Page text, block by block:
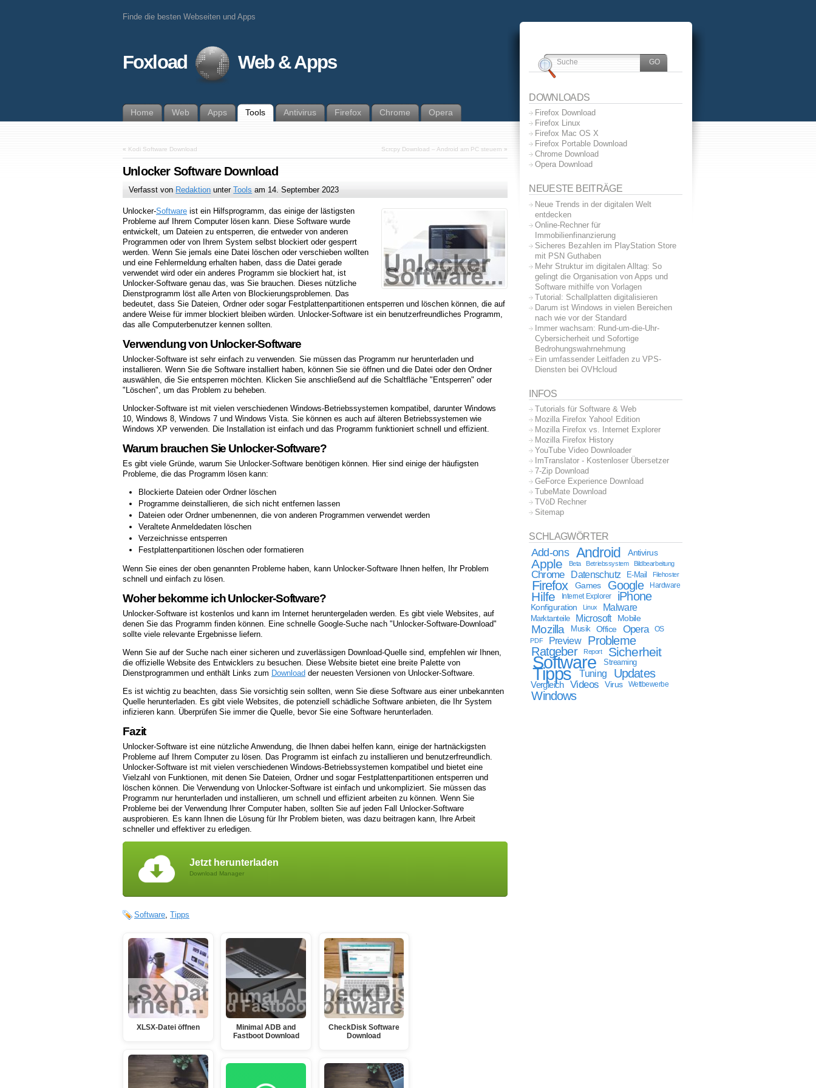
Finde die besten Webseiten und Apps
Foxload Web & Apps
Home Web Apps Tools Antivirus Firefox Chrome Opera
« Kodi Software Download Scrcpy Download – Android am PC steuern »
Unlocker Software Download
Verfasst von Redaktion unterTools am 14. September 2023
Unlocker-Software ist ein Hilfsprogramm, das einige der lästigsten
Probleme auf Ihrem Computer lösen kann. Diese Software wurde
entwickelt, um Dateien zu entsperren, die entweder von anderen
Programmen oder von Ihrem System selbst blockiert oder gesperrt
werden. Wenn Sie jemals eine Datei löschen oder verschieben wollten
und eine Fehlermeldung erhalten haben, dass die Datei gerade
verwendet wird oder ein anderes Programm sie blockiert hat, ist
Unlocker-Software genau das, was Sie brauchen. Dieses nützliche
Dienstprogramm löst alle Arten von Blockierungsproblemen. Das
bedeutet, dass Sie Dateien, Ordner oder sogar Festplattenpartitionen entsperren und löschen können, die auf
andere Weise für immer blockiert bleiben würden. Unlocker-Software ist ein benutzerfreundliches Programm,
das alle Computerbenutzer kennen sollten.
Verwendung von Unlocker-Software
Unlocker-Software ist sehr einfach zu verwenden. Sie müssen das Programm nur herunterladen und
installieren. Wenn Sie die Software installiert haben, können Sie sie öffnen und die Datei oder den Ordner
auswählen, die Sie entsperren möchten. Klicken Sie anschließend auf die Schaltfläche "Entsperren" oder
"Löschen", um das Problem zu beheben.
Unlocker-Software ist mit vielen verschiedenen Windows-Betriebssystemen kompatibel, darunter Windows
10, Windows 8, Windows 7 und Windows Vista. Sie können es auch auf älteren Betriebssystemen wie
Windows XP verwenden. Die Installation ist einfach und das Programm funktioniert schnell und effizient.
Warum brauchen Sie Unlocker-Software?
Es gibt viele Gründe, warum Sie Unlocker-Software benötigen können. Hier sind einige der häufigsten
Probleme, die das Programm lösen kann:
Blockierte Dateien oder Ordner löschen
Programme deinstallieren, die sich nicht entfernen lassen
Dateien oder Ordner umbenennen, die von anderen Programmen verwendet werden
Veraltete Anmeldedaten löschen
Verzeichnisse entsperren
Festplattenpartitionen löschen oder formatieren
Wenn Sie eines der oben genannten Probleme haben, kann Unlocker-Software Ihnen helfen, Ihr Problem
schnell und einfach zu lösen.
Woher bekomme ich Unlocker-Software?
Unlocker-Software ist kostenlos und kann im Internet heruntergeladen werden. Es gibt viele Websites, auf
denen Sie das Programm finden können. Eine schnelle Google-Suche nach "Unlocker-Software-Download"
sollte viele relevante Ergebnisse liefern.
Wenn Sie auf der Suche nach einer sicheren und zuverlässigen Download-Quelle sind, empfehlen wir Ihnen,
die offizielle Website des Entwicklers zu besuchen. Diese Website bietet eine breite Palette von
Dienstprogrammen und enthält Links zum Download der neuesten Versionen von Unlocker-Software.
Es ist wichtig zu beachten, dass Sie vorsichtig sein sollten, wenn Sie diese Software aus einer unbekannten
Quelle herunterladen. Es gibt viele Websites, die potenziell schädliche Software anbieten, die Ihr System
infizieren kann. Überprüfen Sie immer die Quelle, bevor Sie eine Software herunterladen.
Fazit
Unlocker-Software ist eine nützliche Anwendung, die Ihnen dabei helfen kann, einige der hartnäckigsten
Probleme auf Ihrem Computer zu lösen. Das Programm ist einfach zu installieren und benutzerfreundlich.
Unlocker-Software ist mit vielen verschiedenen Windows-Betriebssystemen kompatibel und bietet eine
Vielzahl von Funktionen, mit denen Sie Dateien, Ordner und sogar Festplattenpartitionen entsperren und
löschen können. Die Verwendung von Unlocker-Software ist einfach und unkompliziert. Sie müssen das
Programm nur herunterladen und installieren, um schnell und effizient arbeiten zu können. Wenn Sie
Probleme bei der Verwendung Ihrer Computer haben, sollten Sie auf jeden Fall Unlocker-Software
ausprobieren. Es kann Ihnen die Lösung für Ihr Problem bieten, was dazu beitragen kann, Ihre Arbeit
schneller und effektiver zu erledigen.
Jetzt herunterladen
Download Manager
Software, Tipps
XLSX-Datei öffnen
Minimal ADB and
Fastboot Download
CheckDisk Software
Download
DOWNLOADS
Firefox Download
Firefox Linux
Firefox Mac OS X
Firefox Portable Download
Chrome Download
Opera Download
NEUESTE BEITRÄGE
Neue Trends in der digitalen Welt
entdecken
Online-Rechner für
Immobilienfinanzierung
Sicheres Bezahlen im PlayStation Store
mit PSN Guthaben
Mehr Struktur im digitalen Alltag: So
gelingt die Organisation von Apps und
Software mithilfe von Vorlagen
Tutorial: Schallplatten digitalisieren
Darum ist Windows in vielen Bereichen
nach wie vor der Standard
Immer wachsam: Rund-um-die-Uhr-
Cybersicherheit und Sofortige
Bedrohungswahrnehmung
Ein umfassender Leitfaden zu VPS-
Diensten bei OVHcloud
INFOS
Tutorials für Software & Web
Mozilla Firefox Yahoo! Edition
Mozilla Firefox vs. Internet Explorer
Mozilla Firefox History
YouTube Video Downloader
ImTranslator - Kostenloser Übersetzer
7-Zip Download
GeForce Experience Download
TubeMate Download
TVöD Rechner
Sitemap
SCHLAGWÖRTER
Add-ons Android Antivirus
Apple Beta Betriebssystem Bildbearbeitung
Chrome Datenschutz E-Mail Filehoster
Firefox Games Google Hardware
Hilfe Internet Explorer iPhone
Konfiguration Linux Malware
Marktanteile Microsoft Mobile
Mozilla Musik Office Opera
OS
PDF
Preview
Probleme
Ratgeber
Report Sicherheit
Software Streaming
Tipps Tuning Updates
Vergleich Videos Virus Wettbewerbe
Windows